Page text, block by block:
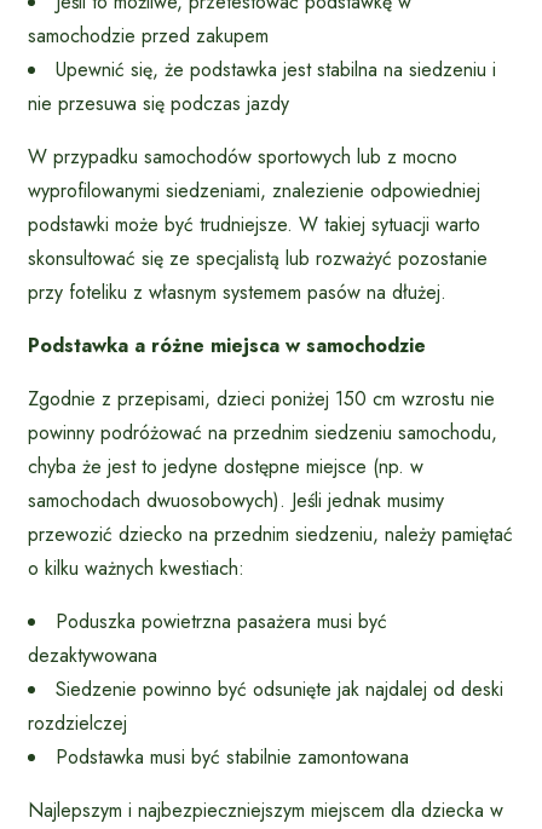
samochodzie przed zakupem
Upewnić się, że podstawka jest stabilna na siedzeniu i
nie przesuwa się podczas jazdy
W przypadku samochodów sportowych lub z mocno
wyprofilowanymi siedzeniami, znalezienie odpowiedniej
podstawki może być trudniejsze. W takiej sytuacji warto
skonsultować się ze specjalistą lub rozważyć pozostanie
przy foteliku z własnym systemem pasów na dłużej.
Podstawka a różne miejsca w samochodzie
Zgodnie z przepisami, dzieci poniżej 150 cm wzrostu nie
powinny podróżować na przednim siedzeniu samochodu,
chyba że jest to jedyne dostępne miejsce (np. w
samochodach dwuosobowych). Jeśli jednak musimy
przewozić dziecko na przednim siedzeniu, należy pamiętać
o kilku ważnych kwestiach:
Poduszka powietrzna pasażera musi być
dezaktywowana
Siedzenie powinno być odsunięte jak najdalej od deski
rozdzielczej
Podstawka musi być stabilnie zamontowana
Najlepszym i najbezpieczniejszym miejscem dla dziecka w